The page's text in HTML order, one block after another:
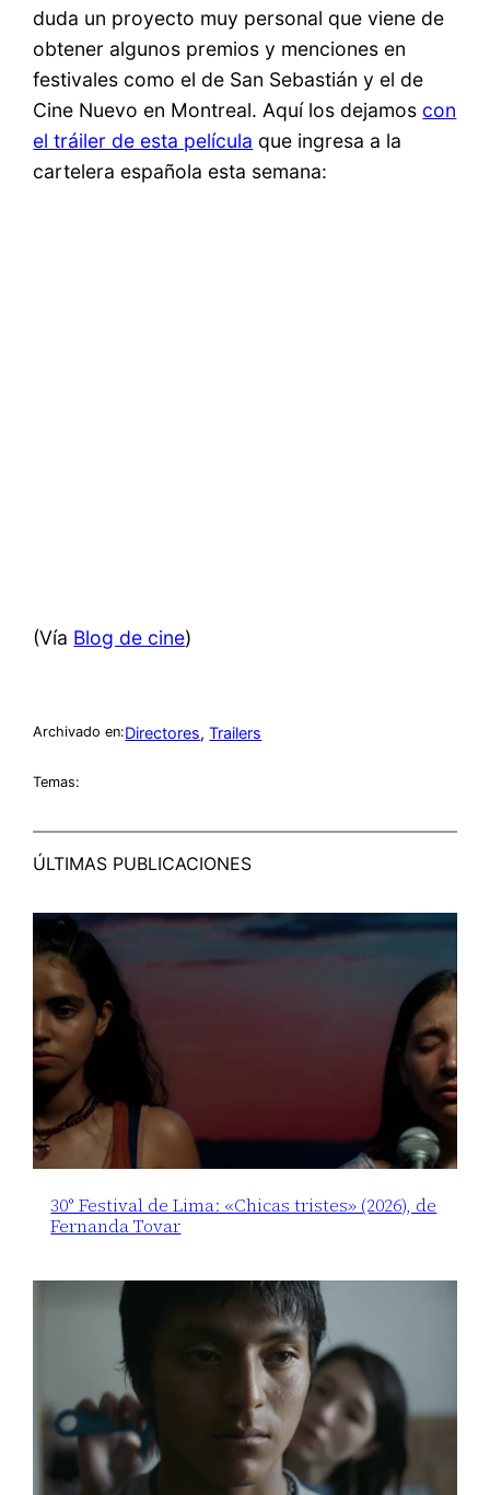
duda un proyecto muy personal que viene de
obtener algunos premios y menciones en
festivales como el de San Sebastián y el de
Cine Nuevo en Montreal. Aquí los dejamos con
el tráiler de esta película que ingresa a la
cartelera española esta semana:
(Vía Blog de cine)
Archivado en:Directores, Trailers
Temas:
ÚLTIMAS PUBLICACIONES
30° Festival de Lima: «Chicas tristes» (2026), de
Fernanda Tovar